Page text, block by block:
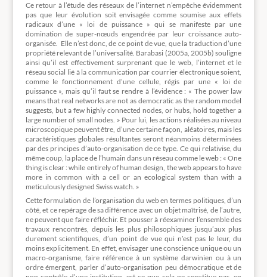
Ce retour à l’étude des réseaux de l’internet n’empêche évidemment
pas que leur évolution soit envisagée comme soumise aux effets
radicaux d’une « loi de puissance » qui se manifeste par une
domination de super-nœuds engendrée par leur croissance auto-
organisée. Elle n’est donc, de ce point de vue, que la traduction d’une
propriété relevant de l’universalité. Barabasi (2005a, 2005b) souligne
ainsi qu’il est effectivement surprenant que le web, l’internet et le
réseau social lié à la communication par courrier électronique soient,
comme le fonctionnement d’une cellule, régis par une « loi de
puissance », mais qu’il faut se rendre à l’évidence : « The power law
means that real networks are not as democratic as the random model
suggests, but a few highly connected nodes, or hubs, hold together a
large number of small nodes. » Pour lui, les actions réalisées au niveau
microscopique peuvent être, d’une certaine façon, aléatoires, mais les
caractéristiques globales résultantes seront néanmoins déterminées
par des principes d’auto-organisation de ce type. Ce qui relativise, du
même coup, la place de l’humain dans un réseau comme le web : « One
thing is clear : while entirely of human design, the web appears to have
more in common with a cell or an ecological system than with a
meticulously designed Swiss watch. »
Cette formulation de l’organisation du web en termes politiques, d’un
côté, et ce repérage de sa différence avec un objet maîtrisé, de l’autre,
ne peuvent que faire réfléchir. Et pousser à réexaminer l’ensemble des
travaux rencontrés, depuis les plus philosophiques jusqu’aux plus
durement scientifiques, d’un point de vue qui n’est pas le leur, du
moins explicitement. En effet, envisager une conscience unique ou un
macro-organisme, faire référence à un système darwinien ou à un
ordre émergent, parler d’auto-organisation peu démocratique et de